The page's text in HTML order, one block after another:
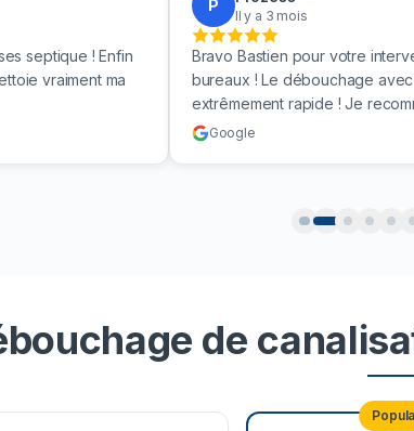
septique ! Enfin
vraiment ma
P
Il y a 3 mois
Bravo Bastien pour votre
bureaux ! Le débouchage
extrêmement rapide ! Je
Google
de